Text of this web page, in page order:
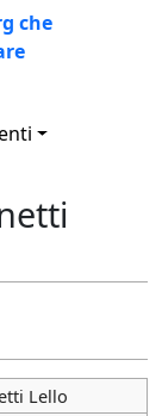
che
Lello